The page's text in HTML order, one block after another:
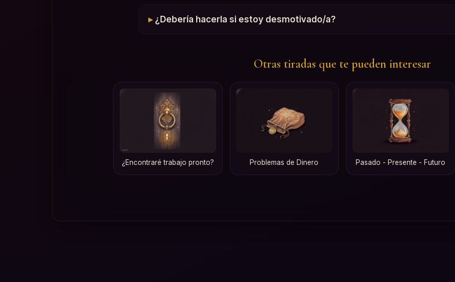
¿Debería hacerla si estoy desmotivado/a?
Otras tiradas que te pueden interesar
¿Encontraré trabajo pronto? Problemas de Dinero Pasado - Presente - Futuro